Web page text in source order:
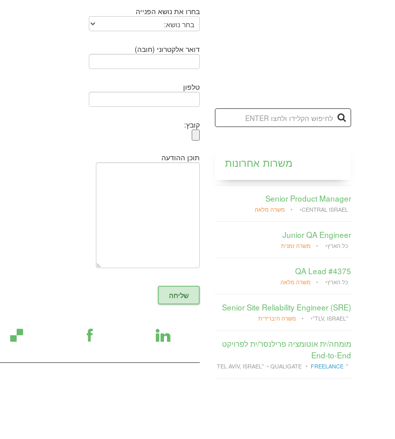
בחרו את נושא הפנייה
דואר אלקטרוני (חובה)
טלפון
קובץ:
תוכן ההודעה משרות אחרונות
Senior Product Manager
CENTRAL ISRAEL משרה מלאה
Junior QA Engineer
כל הארץ משרה זמנית
QA Lead #4375
כל הארץ משרה מלאה
Senior Site Reliability Engineer (SRE)
"TLV, ISRAEL" משרה היברידית
מומחה/ית אוטומציה פרילנסר/ית לפרויקט
End-to-End
"TEL AVIV, ISRAEL"
QUALIGATE FREELANCE